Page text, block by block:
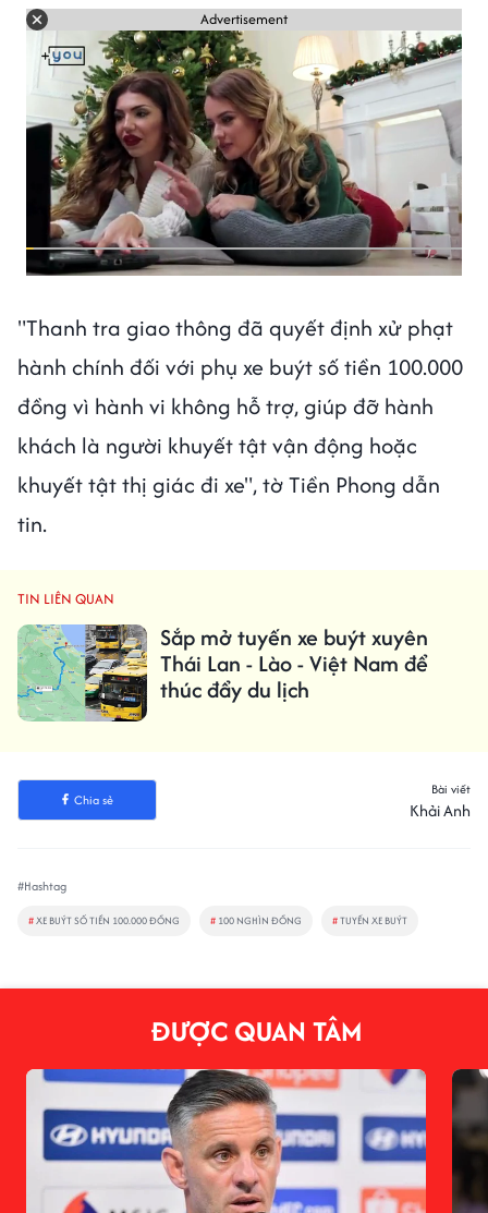
Advertisement
"Thanh tra giao thông đã quyết định xử phạt
hành chính đối với phụ xe buýt số tiền 100.000
đồng vì hành vi không hỗ trợ, giúp đỡ hành
khách là người khuyết tật vận động hoặc
khuyết tật thị giác đi xe", tờ Tiền Phong dẫn
tin.
TIN LIÊN QUAN
Sắp mở tuyến xe buýt xuyên
Thái Lan - Lào - Việt Nam để
thúc đẩy du lịch
Chia sẻ
Bài viết
Khải Anh
#Hashtag
#XE BUÝT SỐ TIỀN 100.000 ĐỒNG # 100 NGHÌN ĐỒNG #TUYẾN XE BUÝT
ĐƯỢC QUAN TÂM